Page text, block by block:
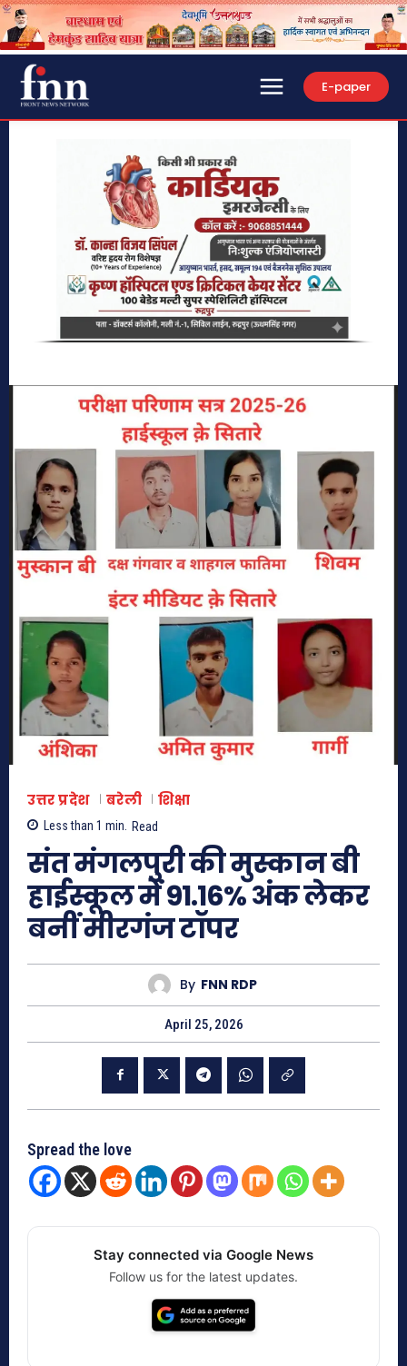
E-paper
उत्तर प्रदेश बरेली शिक्षा
Less than 1 min. Read
संत मंगलपुरी की मुस्कान बी
हाईस्कूल में 91.16% अंक लेकर
बनीं मीरगंज टॉपर
By FNN RDP
April 25, 2026
Spread the love
Stay connected via Google News
Follow us for the latest updates.